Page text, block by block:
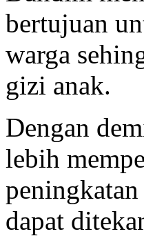
bertujuan
warga
gizi anak.
Dengan
lebih
dapat